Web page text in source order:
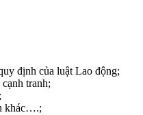
định của luật Lao động;
tranh;
khác….;